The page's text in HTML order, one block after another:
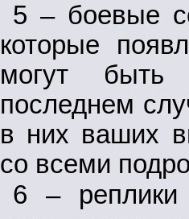
5 – боевые
которые
могут
последнем
в них ваших
со всеми
6 – реплики